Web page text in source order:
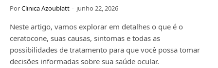
PorClinica Azoublatt junho 22, 2026
Neste artigo, vamos explorar em detalhes o que é o
ceratocone, suas causas, sintomas e todas as
possibilidades de tratamento para que você possa tomar
decisões informadas sobre sua saúde ocular.